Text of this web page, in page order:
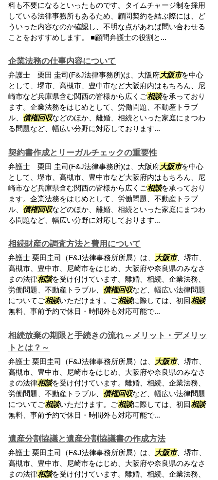
料も不要になるといったものです。タイムチャージ制を採用
している法律事務所もあるため、顧問契約を結ぶ際には、ど
ういった内容なのか確認し、不明な点があれば問い合わせる
ことをおすすめします。 ■顧問弁護士の役割と...
企業法務の仕事内容について
弁護士 栗田 圭司(F&J法律事務所)は、大阪府大阪市を中心
として、堺市、高槻市、豊中市など大阪府内はもちろん、尼
崎市など兵庫県含む関西の皆様から広くご相談を承っており
ます。企業法務をはじめとして、労働問題、不動産トラブ
ル、 債権回収などのほか、離婚、相続といった家庭にまつわ
る問題など、幅広い分野に対応しております...
契約書作成とリーガルチェックの重要性
弁護士 栗田 圭司(F&J法律事務所)は、大阪府大阪市を中心
として、堺市、高槻市、豊中市など大阪府内はもちろん、尼
崎市など兵庫県含む関西の皆様から広くご相談を承っており
ます。企業法務をはじめとして、労働問題、不動産トラブ
ル、 債権回収などのほか、離婚、相続といった家庭にまつわ
る問題など、幅広い分野に対応しております...
相続財産の調査方法と費用について
弁護士 栗田圭司（F&J法律事務所所属）は、 大阪市、堺市、
高槻市、豊中市、尼崎市をはじめ、大阪府や奈良県のみなさ
まの法律相談を受け付けています。離婚、相続、企業法務、
労働問題、不動産トラブル、 債権回収など、幅広い法律問題
についてご相談いただけます。ご相談に際しては、初回相談
無料、事前予約で休日・時間外も対応可能で...
相続放棄の期限と手続きの流れ～メリット・デメリッ
トとは？～
弁護士 栗田圭司（F&J法律事務所所属）は、 大阪市、堺市、
高槻市、豊中市、尼崎市をはじめ、大阪府や奈良県のみなさ
まの法律相談を受け付けています。離婚、相続、企業法務、
労働問題、不動産トラブル、 債権回収など、幅広い法律問題
についてご相談いただけます。ご相談に際しては、初回相談
無料、事前予約で休日・時間外も対応可能で...
遺産分割協議と遺産分割協議書の作成方法
弁護士 栗田圭司（F&J法律事務所所属）は、 大阪市、堺市、
高槻市、豊中市、尼崎市をはじめ、大阪府や奈良県のみなさ
まの法律相談を受け付けています。離婚、相続、企業法務、